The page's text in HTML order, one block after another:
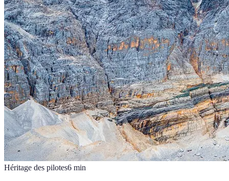
Héritage des pilotes6 min